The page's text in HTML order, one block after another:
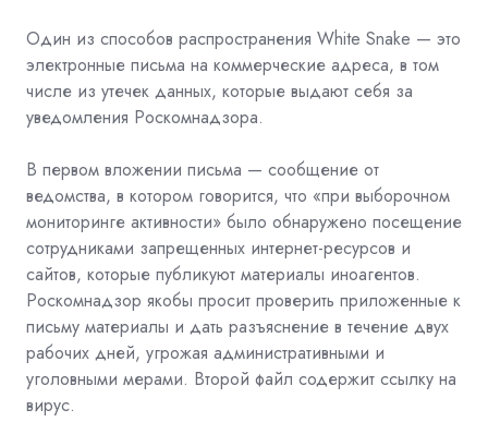
Один из способов распространения White Snake — это
электронные письма на коммерческие адреса, в том
числе из утечек данных, которые выдают себя за
уведомления Роскомнадзора.
В первом вложении письма — сообщение от
ведомства, в котором говорится, что «при выборочном
мониторинге активности» было обнаружено посещение
сотрудниками запрещенных интернет-ресурсов и
сайтов, которые публикуют материалы иноагентов.
Роскомнадзор якобы просит проверить приложенные к
письму материалы и дать разъяснение в течение двух
рабочих дней, угрожая административными и
уголовными мерами. Второй файл содержит ссылку на
вирус.